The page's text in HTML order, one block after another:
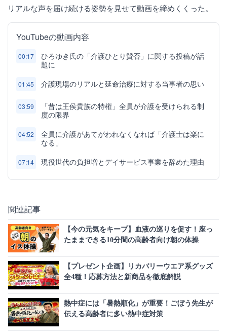
リアルな声を届け続ける姿勢を見せて動画を締めくくった。
YouTubeの動画内容
00:17
ひろゆき氏の「介護ひとり賛否」に関する投稿が話
題に
01:45 介護現場のリアルと延命治療に対する当事者の思い
03:59
「昔は王侯貴族の特権」全員が介護を受けられる制
度の限界
04:52
全員に介護があてがわれなくなれば「介護士は楽に
なる」
07:14 現役世代の負担増とデイサービス事業を辞めた理由
関連記事
【今の元気をキープ】血液の巡りを促す！座っ
たままできる10分間の高齢者向け朝の体操
【プレゼント企画】リカバリーウエア系グッズ
全4種！応募方法と新商品を徹底解説
熱中症には「暑熱順化」が重要！ごぼう先生が
伝える高齢者に多い熱中症対策